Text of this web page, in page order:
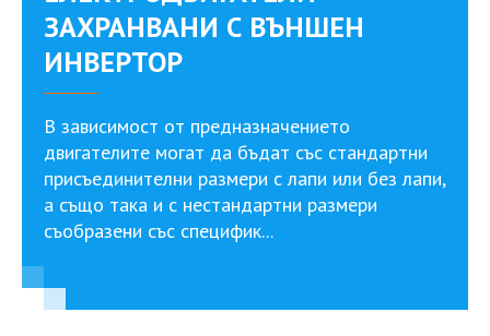
ЗАХРАНВАНИ С ВЪНШЕН
ИНВЕРТОР
В зависимост от предназначението
двигателите могат да бъдат със стандартни
присъединителни размери с лапи или без лапи,
а също така и с нестандартни размери
съобразени със специфик...